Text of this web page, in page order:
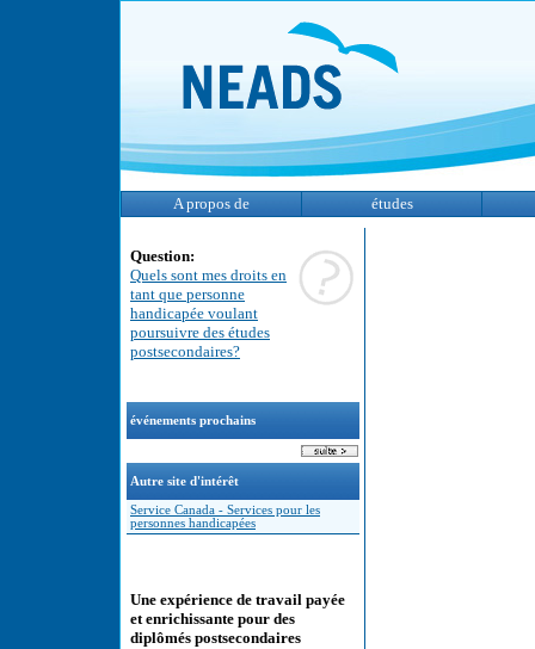
A propos de études
Question:
Quels sont mes droits en
tant que personne
handicapée voulant
poursuivre des études
postsecondaires?
événements prochains
Autre site d'intérêt
Service Canada - Services pour les
personnes handicapées
Une expérience de travail payée
et enrichissante pour des
diplômés postsecondaires